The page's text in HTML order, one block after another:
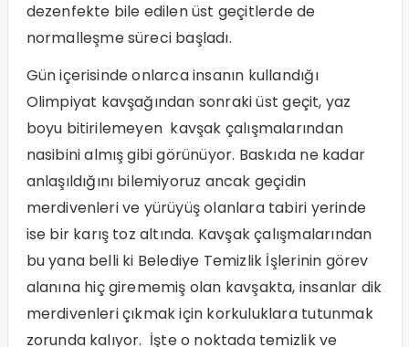
dezenfekte bile edilen üst geçitlerde de
normalleşme süreci başladı.
Gün içerisinde onlarca insanın kullandığı
Olimpiyat kavşağından sonraki üst geçit, yaz
boyu bitirilemeyen kavşak çalışmalarından
nasibini almış gibi görünüyor. Baskıda ne kadar
anlaşıldığını bilemiyoruz ancak geçidin
merdivenleri ve yürüyüş olanlara tabiri yerinde
ise bir karış toz altında. Kavşak çalışmalarından
bu yana belli ki Belediye Temizlik İşlerinin görev
alanına hiç girememiş olan kavşakta, insanlar dik
merdivenleri çıkmak için korkuluklara tutunmak
zorunda kalıyor. İşte o noktada temizlik ve